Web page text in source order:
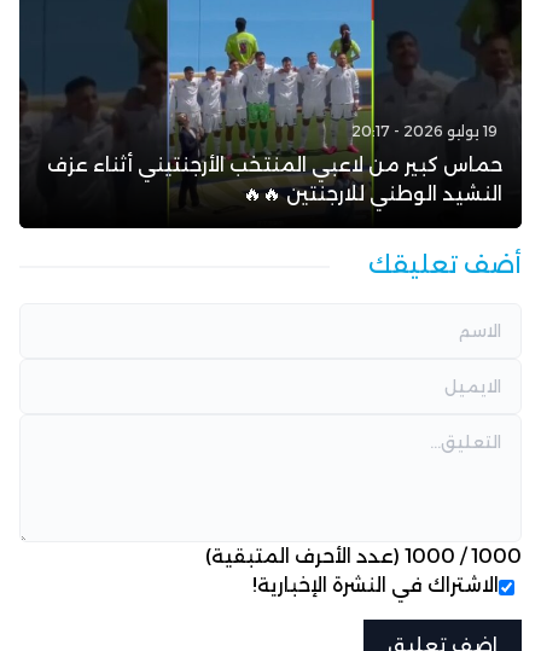
19 يوليو 2026 - 20:17
حماس كبير من لاعبي المنتخب الأرجنتيني أثناء عزف
النشيد الوطني للارجنتين 🔥🔥
أضف تعليقك
1000
/
1000 (عدد الأحرف المتبقية)
الاشتراك في النشرة الإخبارية!